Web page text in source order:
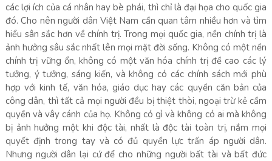
các lợi ích của cá nhân hay bè phái, thì chỉ là đại họa cho quốc gia
đó. Cho nên người dân Việt Nam cần quan tâm nhiều hơn và tìm
hiểu sân sắc hơn về chính trị. Trong mọi quốc gia, nền chính trị là
ảnh hưởng sâu sắc nhất lên mọi mặt đời sống. Không có một nền
chính trị vững ổn, không có một văn hóa chính trị đề cao các lý
tưởng, ý tưởng, sáng kiến, và không có các chính sách mới phù
hợp với kinh tế, văn hóa, giáo dục hay các quyền căn bản của
công dân, thì tất cả mọi người đều bị thiệt thòi, ngoại trừ kẻ cầm
quyền và vây cánh của họ. Không có gì và không có ai mà không
bị ảnh hưởng một khi độc tài, nhất là độc tài toàn trị, nắm mọi
quyết định trong tay và có đủ quyền lực trấn áp người dân.
Nhưng người dân lại cứ để cho những người bất tài và bất đức